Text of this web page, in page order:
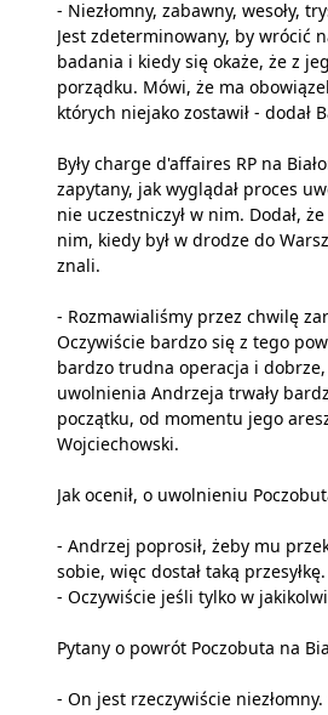
- Niezłomny, zabawny, wesoły,
Jest zdeterminowany, by wrócić
badania i kiedy się okaże, że z
porządku. Mówi, że ma
których niejako zostawił - dodał
Były charge d'affaires RP na
zapytany, jak wyglądał proces
nie uczestniczył w nim. Dodał,
nim, kiedy był w drodze do
znali.
- Rozmawialiśmy przez chwilę
Oczywiście bardzo się z tego
bardzo trudna operacja i dobrze,
uwolnienia Andrzeja trwały
początku, od momentu jego
Wojciechowski.
Jak ocenił, o uwolnieniu
- Andrzej poprosił, żeby mu
sobie, więc dostał taką
- Oczywiście jeśli tylko w
Pytany o powrót Poczobuta na
- On jest rzeczywiście